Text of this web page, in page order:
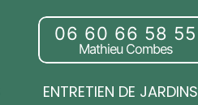
ENTRETIEN DE JARDINS
06 60 66 58 55
Mathieu Combes